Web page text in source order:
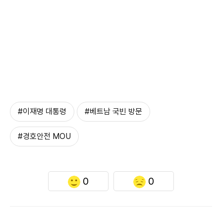
#이재명 대통령 #베트남 국빈 방문
#경호안전 MOU
0 0